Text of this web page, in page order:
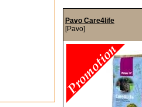
Pavo Care4life
[Pavo]